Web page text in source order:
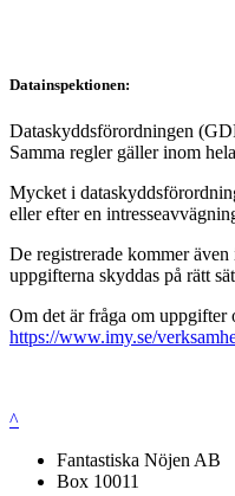
Datainspektionen:
Dataskyddsförordningen
Samma regler gäller inom
Mycket i
eller efter en
De registrerade kommer
uppgifterna skyddas på rätt
Om det är fråga om uppgifter
https://www.imy.se/
^
Fantastiska Nöjen AB
Box 10011